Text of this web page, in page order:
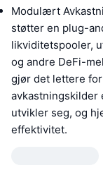
Modulært
støtter en plug-
likviditetspooler,
og andre DeFi-
gjør det lettere
avkastningskilder
utvikler seg, og
effektivitet.